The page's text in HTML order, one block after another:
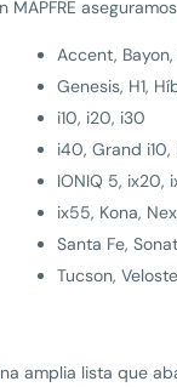
MAPFRE
Accent,
Genesis, H1,
i10, i20, i30
i40, Grand i10,
IONIQ 5, ix20,
ix55, Kona,
Santa Fe,
Tucson,
amplia lista que